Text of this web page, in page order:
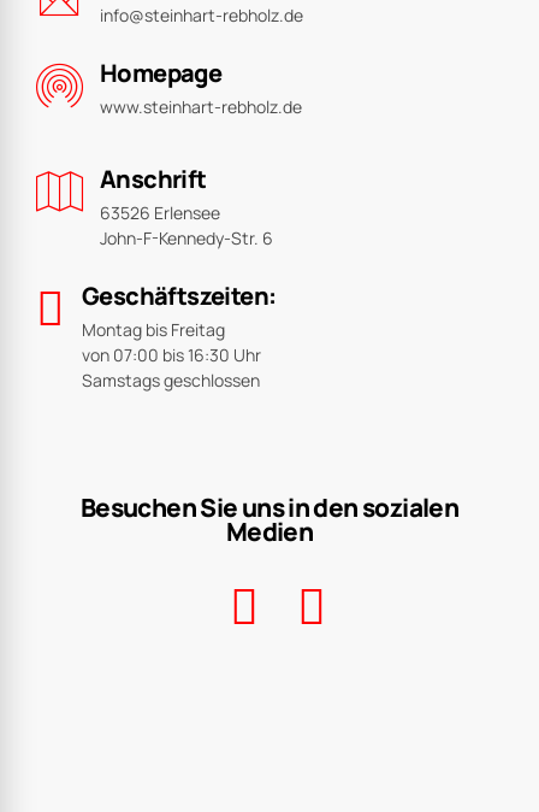
info@steinhart-rebholz.de
Homepage
www.steinhart-rebholz.de
Anschrift
63526 Erlensee
John-F-Kennedy-Str. 6
Geschäftszeiten:
Montag bis Freitag
von 07:00 bis 16:30 Uhr
Samstags geschlossen
Besuchen Sie uns in den sozialen
Medien